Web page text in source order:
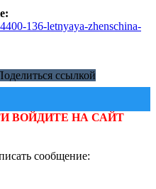
136-letnyaya-zhenschina-
ссылкой
ВОЙДИТЕ НА САЙТ
сообщение: